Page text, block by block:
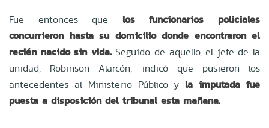
Fue entonces que los funcionarios policiales
concurrieron hasta su domicilio donde encontraron el
recién nacido sin vida.Seguido de aquello, el jefe de la
unidad, Robinson Alarcón, indicó que pusieron los
antecedentes al Ministerio Público y la imputada fue
puesta a disposición del tribunal esta mañana.